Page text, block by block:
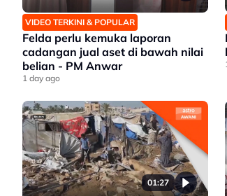
VIDEO TERKINI & POPULAR
Felda perlu kemuka laporan
cadangan jual aset di bawah nilai
belian - PM Anwar
1 day ago
01:27